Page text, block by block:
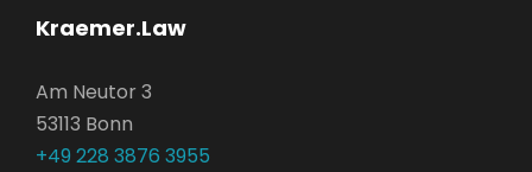
Kraemer.Law
Am Neutor 3
53113 Bonn
+49 228 3876 3955